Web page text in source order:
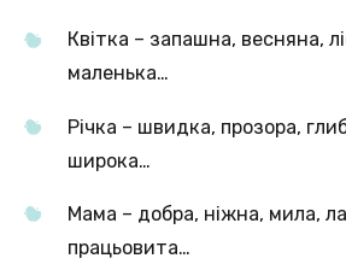
Квітка – запашна, весняна,
маленька…
Річка – швидка, прозора,
широка…
Мама – добра, ніжна, мила,
працьовита…